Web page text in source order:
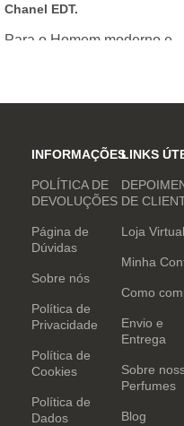
Chanel EDT.
Para o Homem moderno e
inovar sempre, provocando
e determinação.
INFORMAÇÕES
POLÍTICA DE
DEVOLUÇÕES
Página de
Dúvidas
Sobre nós
Política de
Privacidade
Política de
Cookies
Política de
Dados
LINKS
DE
Loja Virtual
Minha
Como
Envio e
Entrega
Sobre
Perfumes
Blog